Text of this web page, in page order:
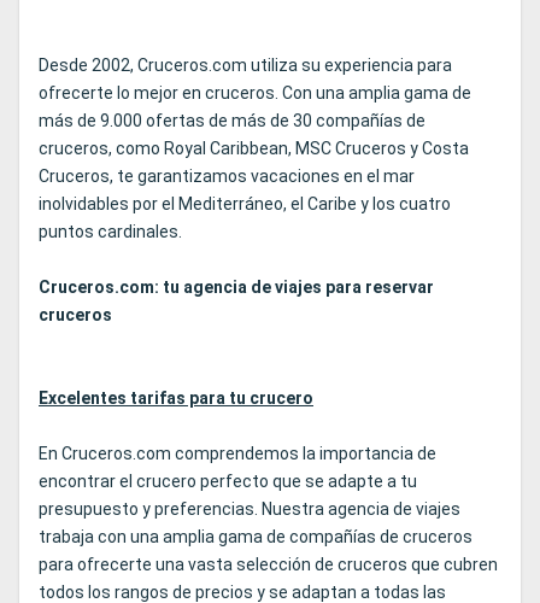
Desde 2002, Cruceros.com utiliza su experiencia para
ofrecerte lo mejor en cruceros. Con una amplia gama de
más de 9.000 ofertas de más de 30 compañías de
cruceros, como Royal Caribbean, MSC Cruceros y Costa
Cruceros, te garantizamos vacaciones en el mar
inolvidables por el Mediterráneo, el Caribe y los cuatro
puntos cardinales.
Cruceros.com: tu agencia de viajes para reservar
cruceros
Excelentes tarifas para tu crucero
En Cruceros.com comprendemos la importancia de
encontrar el crucero perfecto que se adapte a tu
presupuesto y preferencias. Nuestra agencia de viajes
trabaja con una amplia gama de compañías de cruceros
para ofrecerte una vasta selección de cruceros que cubren
todos los rangos de precios y se adaptan a todas las